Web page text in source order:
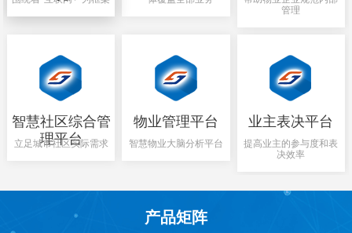
管理
智慧社区综合管
理平台
立足城市社区实际需求
物业管理平台
智慧物业大脑分析平台
业主表决平台
提高业主的参与度和表
决效率
产品矩阵